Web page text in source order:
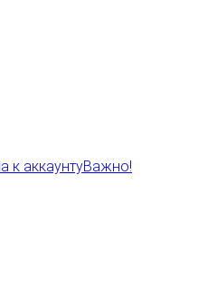
к аккаунтуВажно!